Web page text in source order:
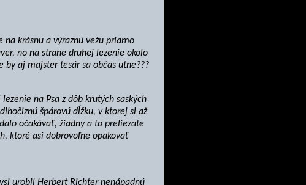
krásnu a výraznú vežu priamo
no na strane druhej lezenie okolo
aj majster tesár sa občas utne???
na Psa z dôb krutých saských
špárovú dĺžku, v ktorej si až
očakávať, žiadny a to preliezate
ktoré asi dobrovoľne opakovať
urobil Herbert Richter nenápadnú